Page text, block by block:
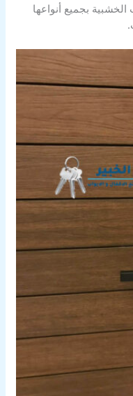
بجميع أنواعها